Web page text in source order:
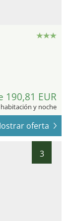
190,81 EUR
y noche
oferta
3